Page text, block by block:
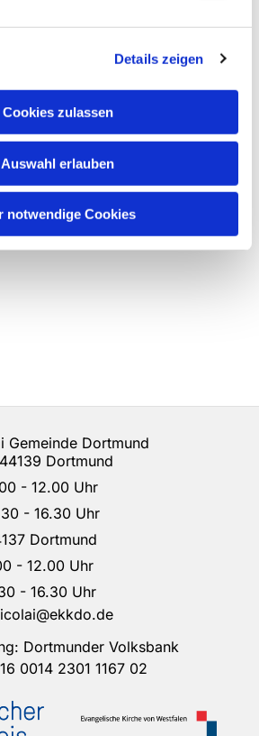
Details zeigen
Cookies zulassen
Auswahl erlauben
notwendige Cookies
Gemeinde Dortmund
44139 Dortmund
- 12.00 Uhr
16.30 Uhr
Dortmund
- 12.00 Uhr
16.30 Uhr
Dortmunder Volksbank
0014 2301 1167 02